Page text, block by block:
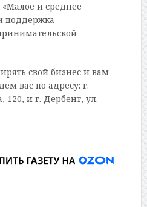
и среднее
поддержка
свой бизнес и вам
вас по адресу: г.
120, и г. Дербент, ул.